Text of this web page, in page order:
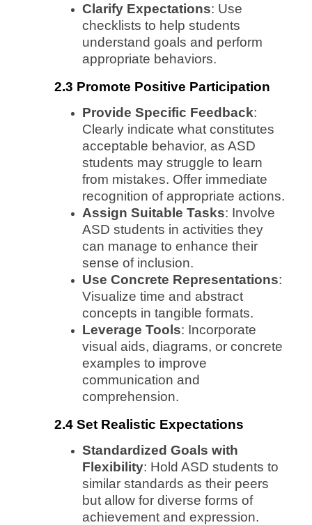
Clarify Expectations: Use
checklists to help students
understand goals and perform
appropriate behaviors.
2.3 Promote Positive Participation
Provide Specific Feedback:
Clearly indicate what constitutes
acceptable behavior, as ASD
students may struggle to learn
from mistakes. Offer immediate
recognition of appropriate actions.
Assign Suitable Tasks: Involve
ASD students in activities they
can manage to enhance their
sense of inclusion.
Use Concrete Representations:
Visualize time and abstract
concepts in tangible formats.
Leverage Tools: Incorporate
visual aids, diagrams, or concrete
examples to improve
communication and
comprehension.
2.4 Set Realistic Expectations
Standardized Goals with
Flexibility: Hold ASD students to
similar standards as their peers
but allow for diverse forms of
achievement and expression.